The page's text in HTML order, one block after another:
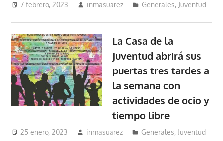
7 febrero, 2023 inmasuarez Generales, Juventud
La Casa de la
Juventud abrirá sus
puertas tres tardes a
la semana con
actividades de ocio y
tiempo libre
25 enero, 2023 inmasuarez Generales, Juventud